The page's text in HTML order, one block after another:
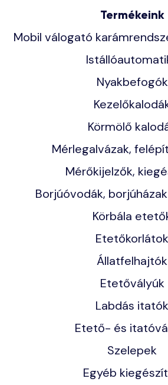
Termékeink
Mobil válogató
Nyakbefogók
Körmölő
Mérlegalvázak,
Mérőkijelzők,
Borjúóvodák,
Körbála
Etetőkorlátok
Állatfelhajtók
Etetővályúk
Labdás itatók
Etető- és
Szelepek
Egyéb